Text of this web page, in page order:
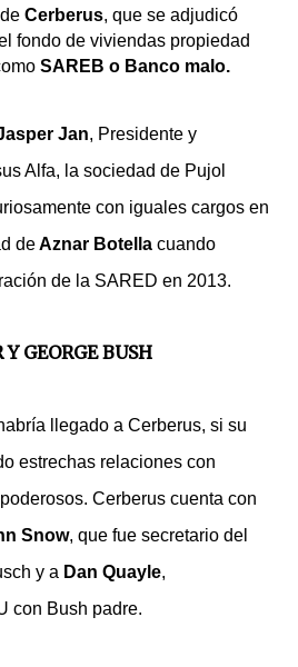
Cerberus, que se adjudicó
fondo de viviendas propiedad
SAREB o Banco malo.
Jan, Presidente y
Alfa, la sociedad de Pujol
con iguales cargos en
deAznar Botella cuando
de la SARED en 2013.
Y GEORGE BUSH
llegado a Cerberus, si su
estrechas relaciones con
Cerberus cuenta con
Snow, que fue secretario del
y a Dan Quayle,
con Bush padre.